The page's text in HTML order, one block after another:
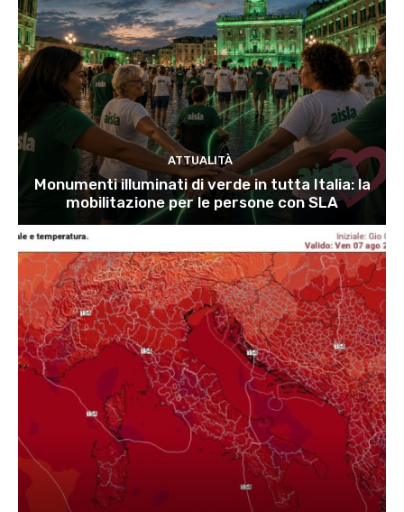
ATTUALITÀ
Monumenti illuminati di verde in tutta Italia: la
mobilitazione per le persone con SLA